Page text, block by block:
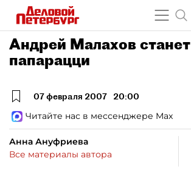
Андрей Малахов станет
папарацци
07 февраля 2007 20:00
Читайте нас в мессенджере Max
Анна Ануфриева
Все материалы автора